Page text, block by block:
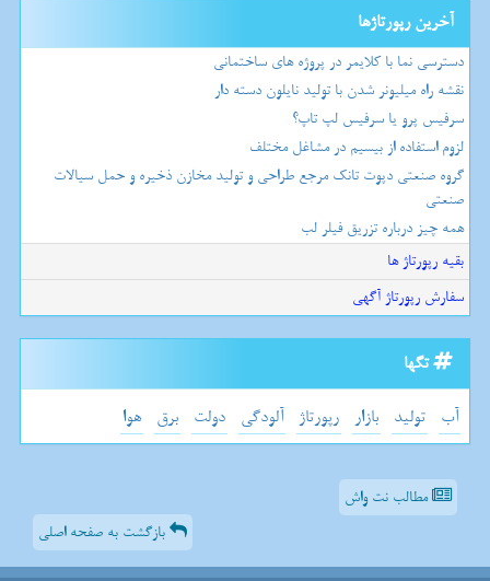
آخرین رپورتاژها
دسترسی نما با کلایمر در پروژه های ساختمانی
نقشه راه میلیونر شدن با تولید نایلون دسته دار
سرفیس پرو یا سرفیس لپ تاپ؟
لزوم استفاده از بیسیم در مشاغل مختلف
گروه صنعتی دپوت تانک مرجع طراحی و تولید مخازن ذخیره و حمل سیالات
صنعتی
همه چیز درباره تزریق فیلر لب
بقیه رپورتاژ ها
سفارش رپورتاژ آگهی
تگها
آب تولید بازار رپورتاژ آلودگی دولت برق هوا
مطالب نت واش
بازگشت به صفحه اصلی